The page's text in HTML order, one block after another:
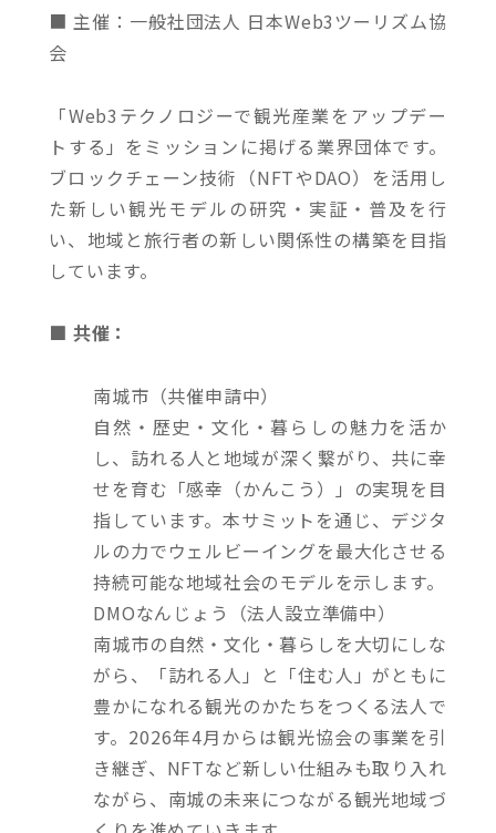
■ 主催：一般社団法人 日本Web3ツーリズム協
会
「Web3テクノロジーで観光産業をアップデー
トする」をミッションに掲げる業界団体です。
ブロックチェーン技術（NFTやDAO）を活用し
た新しい観光モデルの研究・実証・普及を行
い、地域と旅行者の新しい関係性の構築を目指
しています。
■ 共催：
南城市（共催申請中）
自然・歴史・文化・暮らしの魅力を活か
し、訪れる人と地域が深く繋がり、共に幸
せを育む「感幸（かんこう）」の実現を目
指しています。本サミットを通じ、デジタ
ルの力でウェルビーイングを最大化させる
持続可能な地域社会のモデルを示します。
DMOなんじょう（法人設立準備中）
南城市の自然・文化・暮らしを大切にしな
がら、「訪れる人」と「住む人」がともに
豊かになれる観光のかたちをつくる法人で
す。2026年4月からは観光協会の事業を引
き継ぎ、NFTなど新しい仕組みも取り入れ
ながら、南城の未来につながる観光地域づ